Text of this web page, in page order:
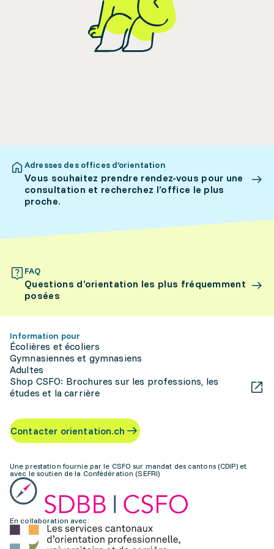
Adresses des offices d’orientation
Vous souhaitez prendre rendez-vous pour une
consultation et recherchez l’office le plus
proche.
FAQ
Questions d’orientation les plus fréquemment
posées
Information pour
Écolières et écoliers
Gymnasiennes et gymnasiens
Adultes
Shop CSFO: Brochures sur les professions, les
études et la carrière
Contacter orientation.ch
Une prestation fournie par le CSFO sur mandat des cantons (CDIP) et
avec le soutien de la Confédération (SEFRI)
En collaboration avec: